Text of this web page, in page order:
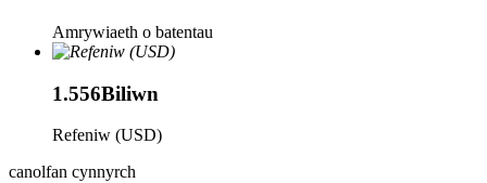
Amrywiaeth o batentau
1.556Biliwn
Refeniw (USD)
canolfan cynnyrch